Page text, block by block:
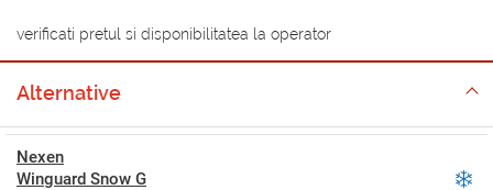
verificati pretul si disponibilitatea la operator
Alternative
Nexen
Winguard Snow G